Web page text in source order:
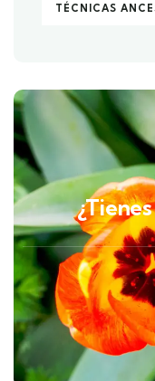
TÉCNICAS